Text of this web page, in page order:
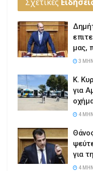
μας,
3
Κ.
για
4
για
4